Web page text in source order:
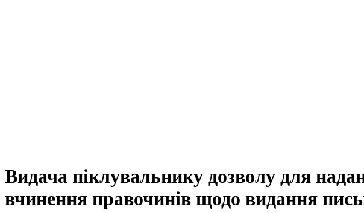
Видача піклувальнику дозволу для
вчинення правочинів щодо видання